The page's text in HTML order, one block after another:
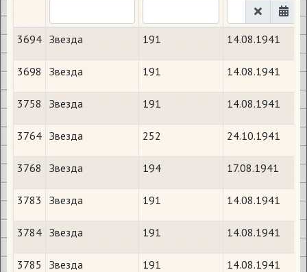
3694 Звезда 191 14.08.1941
3698 Звезда 191 14.08.1941
3758 Звезда 191 14.08.1941
3764 Звезда 252 24.10.1941
3768 Звезда 194 17.08.1941
3783 Звезда 191 14.08.1941
3784 Звезда 191 14.08.1941
3785 Звезда 191 14.08.1941